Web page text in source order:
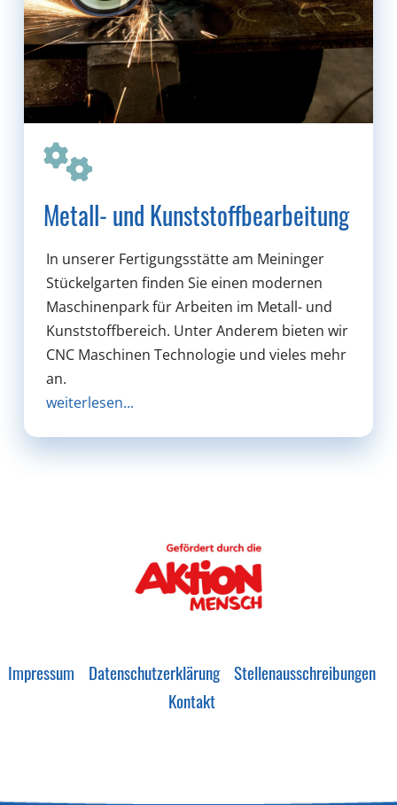
Metall- und Kunststoffbearbeitung
In unserer Fertigungsstätte am Meininger
Stückelgarten finden Sie einen modernen
Maschinenpark für Arbeiten im Metall- und
Kunststoffbereich. Unter Anderem bieten wir
CNC Maschinen Technologie und vieles mehr
an.
weiterlesen...
Impressum Datenschutzerklärung Stellenausschreibungen
Kontakt